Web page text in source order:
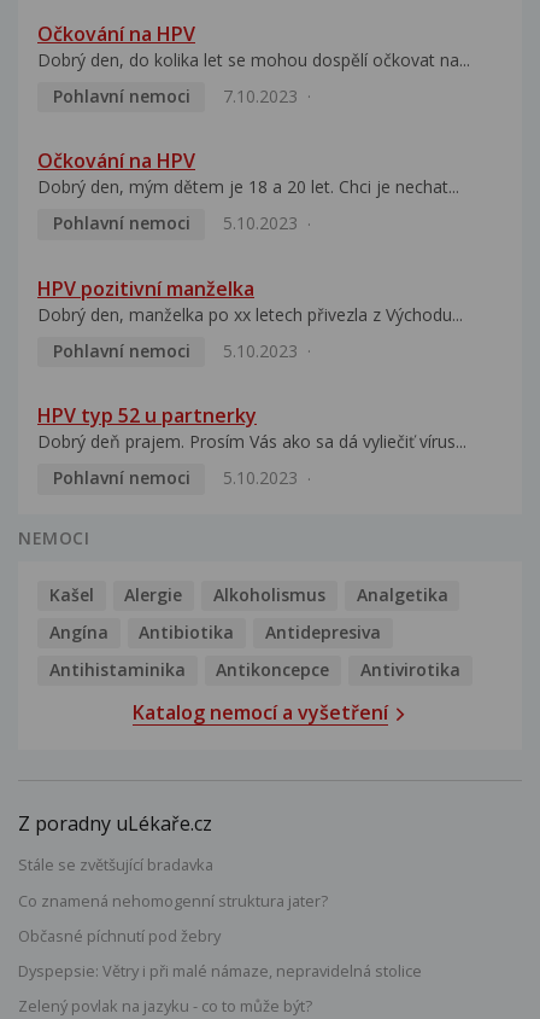
Očkování na HPV
Dobrý den, do kolika let se mohou dospělí očkovat na...
Pohlavní nemoci
7.10.2023
Očkování na HPV
Dobrý den, mým dětem je 18 a 20 let. Chci je nechat...
Pohlavní nemoci
5.10.2023
HPV pozitivní manželka
Dobrý den, manželka po xx letech přivezla z Východu...
Pohlavní nemoci
5.10.2023
HPV typ 52 u partnerky
Dobrý deň prajem. Prosím Vás ako sa dá vyliečiť vírus...
Pohlavní nemoci
5.10.2023
NEMOCI
Kašel Alergie Alkoholismus
Analgetika
Angína
Antibiotika
Antidepresiva
Antihistaminika
Antikoncepce Antivirotika
Katalog nemocí a vyšetření
Z poradny uLékaře.cz
Stále se zvětšující bradavka
Co znamená nehomogenní struktura jater?
Občasné píchnutí pod žebry
Dyspepsie: Větry i při malé námaze, nepravidelná stolice
Zelený povlak na jazyku - co to může být?